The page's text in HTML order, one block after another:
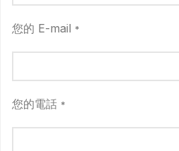
您的 E-mail *
您的電話 *